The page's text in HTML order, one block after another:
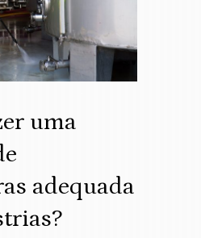
uma
adequada